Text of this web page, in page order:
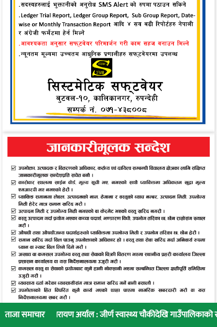
ताजा समाचार
अर्याल : जीर्ण स्वास्थ्य चौकीदेखि गाउँपालिकाको स्वास्थ्य रूपान्तरण